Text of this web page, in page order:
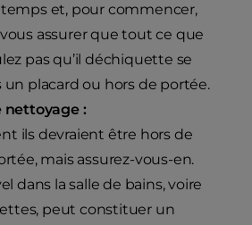
et, pour commencer,
assurer que tout ce que
pas qu’il déchiquette se
placard ou hors de portée.
nettoyage :
ils devraient être hors de
mais assurez-vous-en.
dans la salle de bains, voire
peut constituer un